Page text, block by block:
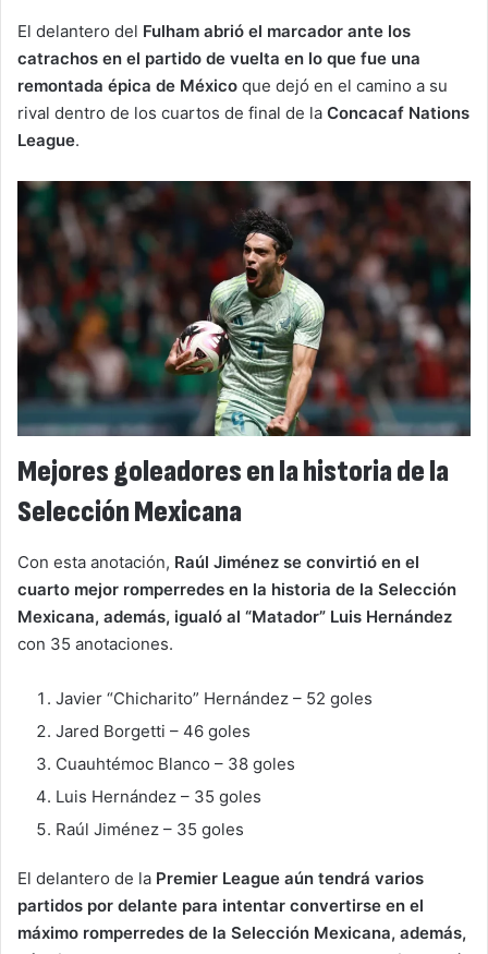
El delantero del Fulham abrió el marcador ante los
catrachos en el partido de vuelta en lo que fue una
remontada épica de México que dejó en el camino a su
rival dentro de los cuartos de final de la Concacaf Nations
League.
Mejores goleadores en la historia de la
Selección Mexicana
Con esta anotación, Raúl Jiménez se convirtió en el
cuarto mejor romperredes en la historia de la Selección
Mexicana, además, igualó al “Matador” Luis Hernández
con 35 anotaciones.
Javier “Chicharito” Hernández – 52 goles
Jared Borgetti – 46 goles
Cuauhtémoc Blanco – 38 goles
Luis Hernández – 35 goles
Raúl Jiménez – 35 goles
El delantero de la Premier League aún tendrá varios
partidos por delante para intentar convertirse en el
máximo romperredes de la Selección Mexicana, además,